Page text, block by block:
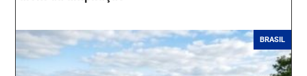
BRASIL